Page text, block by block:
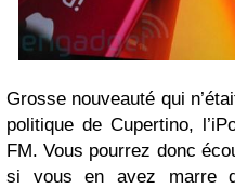
Grosse nouveauté qui
politique de Cupertino,
FM. Vous pourrez donc
si vous en avez marre